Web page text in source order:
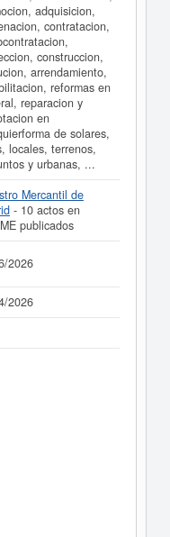
adquisicion,
contratacion,
construccion,
arrendamiento,
reformas en
reparacion y
en
de solares,
locales, terrenos,
y urbanas, ...
Mercantil de
- 10 actos en
publicados
2026
2026